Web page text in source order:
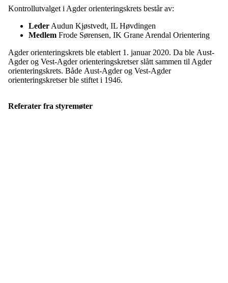
Kontrollutvalget i Agder orienteringskrets består av:
Leder Audun Kjøstvedt, IL Høvdingen
Medlem Frode Sørensen, IK Grane Arendal Orientering
Agder orienteringskrets ble etablert 1. januar 2020. Da ble Aust-
Agder og Vest-Agder orienteringskretser slått sammen til Agder
orienteringskrets. Både Aust-Agder og Vest-Agder
orienteringskretser ble stiftet i 1946.
Referater fra styremøter